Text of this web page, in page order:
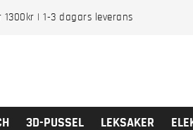
| 1-3 dagars leverans
3D-PUSSEL LEKSAKER